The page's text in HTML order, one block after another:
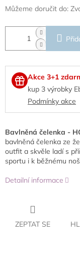
Můžeme doručit do:
Akce 3+1
kup 3 výrobky
Podmínky akce
Bavlněná čelenka -
bavlněná čelenka ze
outfit a skvěle ladí s
sportu i k běžnému
Detailní informace
ZEPTAT SE